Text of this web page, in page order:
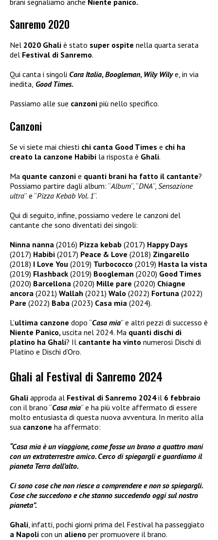
Sanremo 2020
Nel 2020 Ghali è stato super ospite nella quarta serata
del Festival di Sanremo.
Qui canta i singoli Cara Italia,Boogleman, Wily Wilye, in via
inedita, Good Times.
Passiamo alle sue canzoni più nello specifico.
Canzoni
Se vi siete mai chiesti chi canta Good Times e chi ha
creato la canzone Habibi la risposta è Ghali.
Ma quante canzoni e quanti brani ha fatto il cantante?
Possiamo partire dagli album: “Album“, “DNA“, Sensazione
ultra” e “Pizza Kebab Vol. 1“.
Qui di seguito, infine, possiamo vedere le canzoni del
cantante che sono diventati dei singoli:
Ninna nanna (2016) Pizza kebab (2017) Happy Days
(2017) Habibi (2017) Peace & Love (2018) Zingarello
(2018) I Love You (2019) Turbococco (2019) Hasta la vista
(2019) Flashback (2019) Boogleman (2020) Good Times
(2020) Barcellona (2020) Mille pare (2020) Chiagne
ancora (2021) Wallah (2021) Walo (2022) Fortuna (2022)
Pare (2022) Baba (2023) Casa mia (2024).
L’ultima canzone dopo “Casa mia” e altri pezzi di successo è
Niente Panico, uscita nel 2024. Ma quanti dischi di
platino ha Ghali? Il cantante ha vinto numerosi Dischi di
Platino e Dischi d’Oro.
Ghali al Festival di Sanremo 2024
Ghali approda al Festival di Sanremo 2024il 6 febbraio
con il brano “Casa mia” e ha più volte affermato di essere
molto entusiasta di questa nuova avventura. In merito alla
sua canzone ha affermato:
“Casa mia è un viaggione, come fosse un brano a quattro mani
con un extraterrestre amico. Cerco di spiegargli e guardiamo il
pianeta Terra dall’alto.
Ci sono cose che non riesce a comprendere e non so spiegargli.
Cose che succedono e che stanno succedendo oggi sul nostro
pianeta”.
Ghali, infatti, pochi giorni prima del Festival ha passeggiato
a Napoli con un alieno per promuovere il brano.